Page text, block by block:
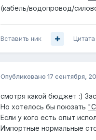
(кабель/водопровод/
Вставить ник Цитата
Опубликовано 17 сентября,
смотря какой бюджет :)
Но хотелось бы поюзать
Если у кого есть опыт
Импортные нормальные